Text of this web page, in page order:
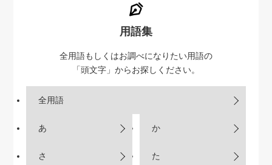
用語集
全用語もしくはお調べになりたい用語の
「頭文字」からお探しください。
全用語
あ か
さ た